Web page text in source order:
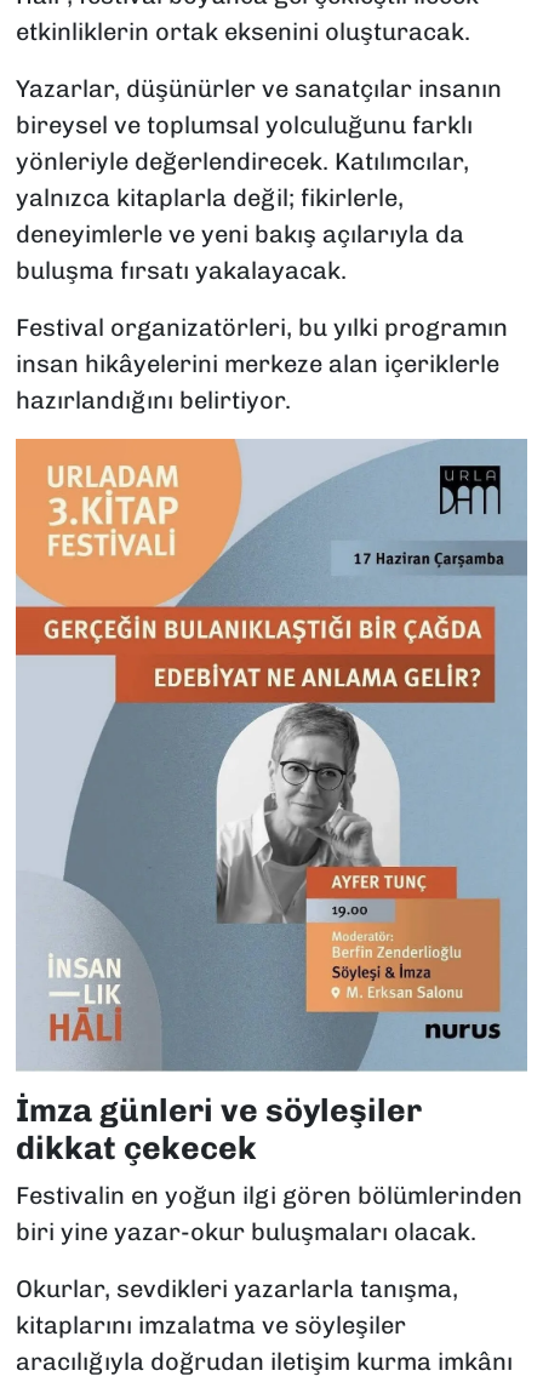
etkinliklerin ortak eksenini oluşturacak.
Yazarlar, düşünürler ve sanatçılar insanın
bireysel ve toplumsal yolculuğunu farklı
yönleriyle değerlendirecek. Katılımcılar,
yalnızca kitaplarla değil; fikirlerle,
deneyimlerle ve yeni bakış açılarıyla da
buluşma fırsatı yakalayacak.
Festival organizatörleri, bu yılki programın
insan hikâyelerini merkeze alan içeriklerle
hazırlandığını belirtiyor.
İmza günleri ve söyleşiler
dikkat çekecek
Festivalin en yoğun ilgi gören bölümlerinden
biri yine yazar-okur buluşmaları olacak.
Okurlar, sevdikleri yazarlarla tanışma,
kitaplarını imzalatma ve söyleşiler
aracılığıyla doğrudan iletişim kurma imkânı